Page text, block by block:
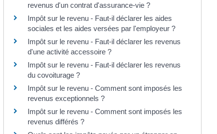
revenus d'un contrat d'assurance-vie ?
Impôt sur le revenu - Faut-il déclarer les aides
sociales et les aides versées par l'employeur ?
Impôt sur le revenu - Faut-il déclarer les revenus
d'une activité accessoire ?
Impôt sur le revenu - Faut-il déclarer les revenus
du covoiturage ?
Impôt sur le revenu - Comment sont imposés les
revenus exceptionnels ?
Impôt sur le revenu - Comment sont imposés les
revenus différés ?